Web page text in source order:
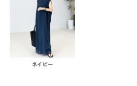
ネイビー